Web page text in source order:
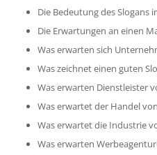
Die Bedeutung des Slogans
Die Erwartungen an einen
Was erwarten sich
Was zeichnet einen guten
Was erwarten Dienstleister
Was erwartet der Handel
Was erwartet die Industrie
Was erwarten